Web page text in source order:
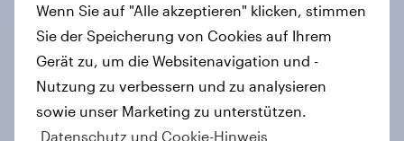
Artikel
Pride: Werteorientierte
Verbraucher erwarten von Marken
Wenn Sie auf "Alle akzeptieren" klicken, stimmen
Sie der Speicherung von Cookies auf Ihrem
Gerät zu, um die Websitenavigation und -
Nutzung zu verbessern und zu analysieren
sowie unser Marketing zu unterstützen.
Datenschutz und Cookie-Hinweis